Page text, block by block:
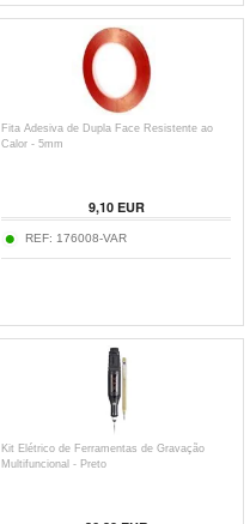
Fita Adesiva de Dupla Face Resistente ao
Calor - 5mm
9,10EUR
REF: 176008-VAR
Kit Elétrico de Ferramentas de Gravação
Multifuncional - Preto